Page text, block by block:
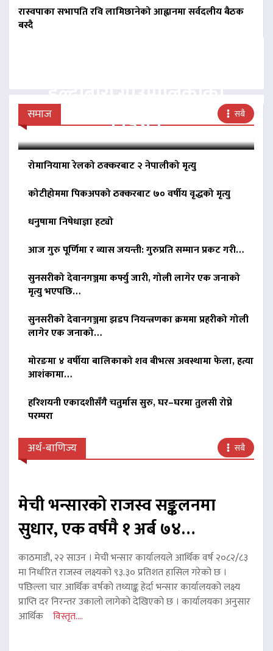
रास्वपाका सभापति रवि लामिछानेको आह्वानमा सर्वदलीय बैठक
बस्दै
समाज सबै
निर्देशन
रोमानियामा रेलको ठक्करबाट २ नेपालीको मृत्यु
कोटीहोममा पिकअपको ठक्करबाट ७० वर्षीय वृद्धको मृत्यु
धनुषामा निषेधाज्ञा हट्यो
आज गुरु पूर्णिमा र व्यास जयन्ती: गुरुप्रति सम्मान प्रकट गरी…
सुनसरीको देवानगञ्जमा कर्फ्यु जारी, गोली लागेर एक जनाको
मृत्यु भएपछि…
सुनसरीको देवानगञ्जमा झडप नियन्त्रणका क्रममा प्रहरीको गोली
लागेर एक जनाको…
मोरङमा ४ वर्षीया बालिकाको शव बीभत्स अवस्थामा फेला, हत्या
आशंकामा…
हरिशयनी एकादशीसँगै चतुर्मास सुरु, घर–घरमा तुलसी रोप्ने
परम्परा
अर्थ-बाणिज्य सबै
मेची भन्सारको राजस्व सङ्कलनमा
सुधार, एक वर्षमै १ अर्ब ७४…
काठमाडौं, २२ साउन । मेची भन्सार कार्यालयले आर्थिक वर्ष २०८२/८३
मा निर्धारित राजस्व लक्ष्यको ९३.३० प्रतिशत हासिल गरेको छ ।
पछिल्ला चार आर्थिक वर्षको तथ्याङ्क हेर्दा भन्सार कार्यालयको लक्ष्य
प्राप्ति दर निरन्तर उकालो लागेको देखिएको छ । कार्यालयका अनुसार
आर्थिक विस्तृत....